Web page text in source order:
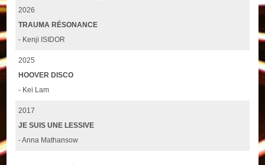
2026
TRAUMA RÉSONANCE
- Kenji ISIDOR
2025
HOOVER DISCO
- Kei Lam
2017
JE SUIS UNE LESSIVE
- Anna Mathansow